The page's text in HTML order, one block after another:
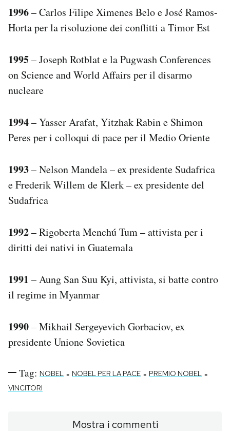
1996– Carlos Filipe Ximenes Belo e José Ramos-
Horta per la risoluzione dei conflitti a Timor Est
1995– Joseph Rotblat e la Pugwash Conferences
on Science and World Affairs per il disarmo
nucleare
1994– Yasser Arafat, Yitzhak Rabin e Shimon
Peres per i colloqui di pace per il Medio Oriente
1993– Nelson Mandela – ex presidente Sudafrica
e Frederik Willem de Klerk – ex presidente del
Sudafrica
1992– Rigoberta Menchú Tum – attivista per i
diritti dei nativi in Guatemala
1991 – Aung San Suu Kyi, attivista, si batte contro
il regime in Myanmar
1990– Mikhail Sergeyevich Gorbaciov, ex
presidente Unione Sovietica
Tag: NOBEL - NOBEL PER LA PACE - PREMIO NOBEL -
VINCITORI
Mostra i commenti